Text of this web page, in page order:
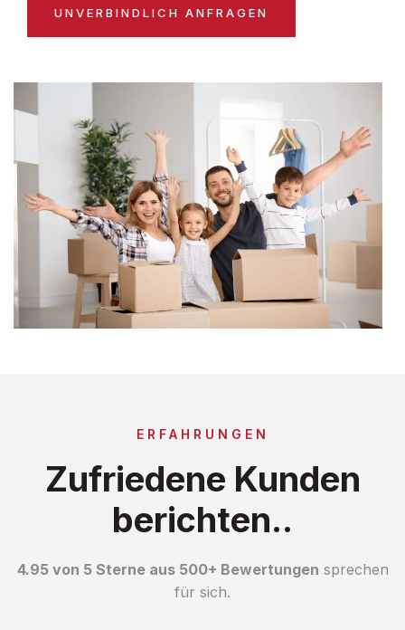
UNVERBINDLICH ANFRAGEN
ERFAHRUNGEN
Zufriedene Kunden
berichten..
4.95 von 5 Sterne aus 500+ Bewertungen sprechen
für sich.